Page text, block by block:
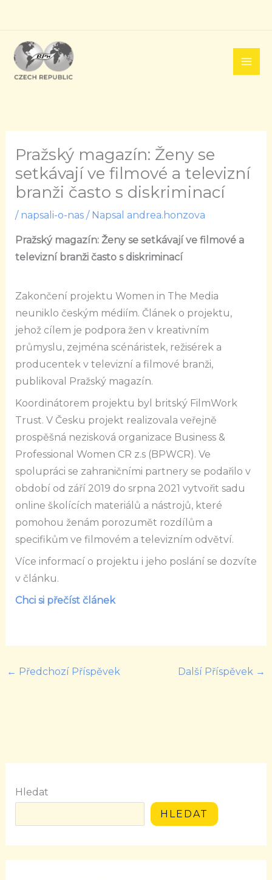
obsah
Pražský magazín: Ženy se
setkávají ve filmové a televizní
branži často s diskriminací
/ napsali-o-nas/ Napsal andrea.honzova
Pražský magazín: Ženy se setkávají ve filmové a
televizní branži často s diskriminací
Zakončení projektu Women in The Media
neuniklo českým médiím. Článek o projektu,
jehož cílem je podpora žen v kreativním
průmyslu, zejména scénáristek, režisérek a
producentek v televizní a filmové branži,
publikoval Pražský magazín.
Koordinátorem projektu byl britský FilmWork
Trust. V Česku projekt realizovala veřejně
prospěšná nezisková organizace Business &
Professional Women CR z.s (BPWCR). Ve
spolupráci se zahraničními partnery se podařilo v
období od září 2019 do srpna 2021 vytvořit sadu
online školících materiálů a nástrojů, které
pomohou ženám porozumět rozdílům a
specifikům ve filmovém a televizním odvětví.
Více informací o projektu i jeho poslání se dozvíte
v článku.
Chci si přečíst článek
← Předchozí Příspěvek Další Příspěvek →
Hledat
HLEDAT